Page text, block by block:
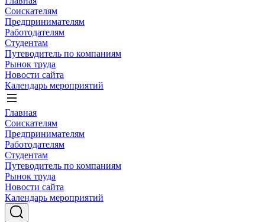
Соискателям
Предпринимателям
Работодателям
Студентам
Путеводитель по компаниям
Рынок труда
Новости сайта
Календарь мероприятий
Главная
Соискателям
Предпринимателям
Работодателям
Студентам
Путеводитель по компаниям
Рынок труда
Новости сайта
Календарь мероприятий